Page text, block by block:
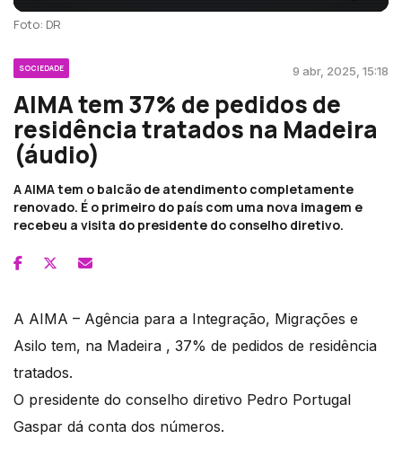
Foto: DR
SOCIEDADE 9 abr, 2025, 15:18
AIMA tem 37% de pedidos de
residência tratados na Madeira
(áudio)
A AIMA tem o balcão de atendimento completamente
renovado. É o primeiro do país com uma nova imagem e
recebeu a visita do presidente do conselho diretivo.
A AIMA – Agência para a Integração, Migrações e
Asilo tem, na Madeira , 37% de pedidos de residência
tratados.
O presidente do conselho diretivo Pedro Portugal
Gaspar dá conta dos números.